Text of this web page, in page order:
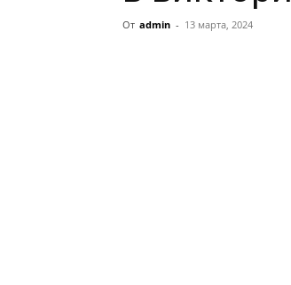
От admin - 13 марта, 2024